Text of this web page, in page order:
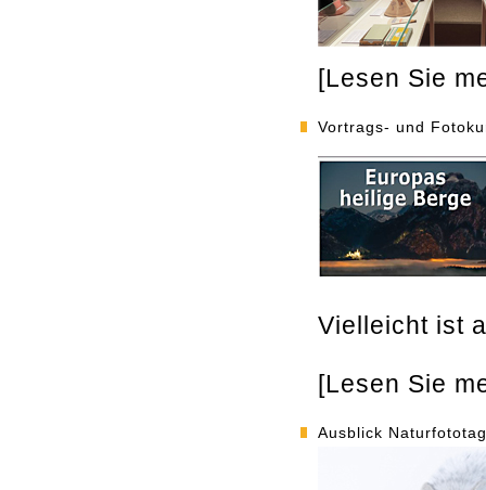
[Lesen Sie
Vortrags- und
Vielleicht ist
[Lesen Sie
Ausblick